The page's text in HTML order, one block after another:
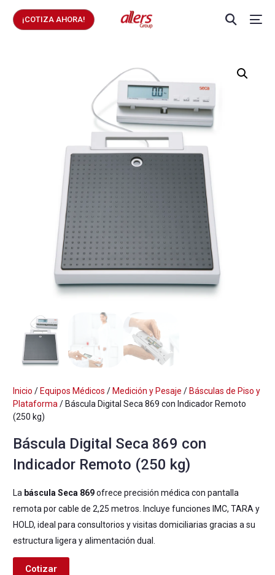
¡COTIZA AHORA!
Inicio / Equipos Médicos / Medición y Pesaje / Básculas de Piso y
Plataforma / Báscula Digital Seca 869 con Indicador Remoto
(250 kg)
Báscula Digital Seca 869 con
Indicador Remoto (250 kg)
La báscula Seca 869ofrece precisión médica con pantalla
remota por cable de 2,25 metros. Incluye funciones IMC, TARA y
HOLD, ideal para consultorios y visitas domiciliarias gracias a su
estructura ligera y alimentación dual.
Cotizar